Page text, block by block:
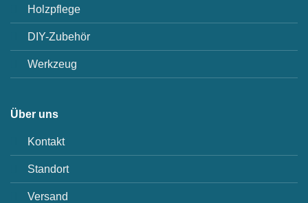
Holzpflege
DIY-Zubehör
Werkzeug
Über uns
Kontakt
Standort
Versand